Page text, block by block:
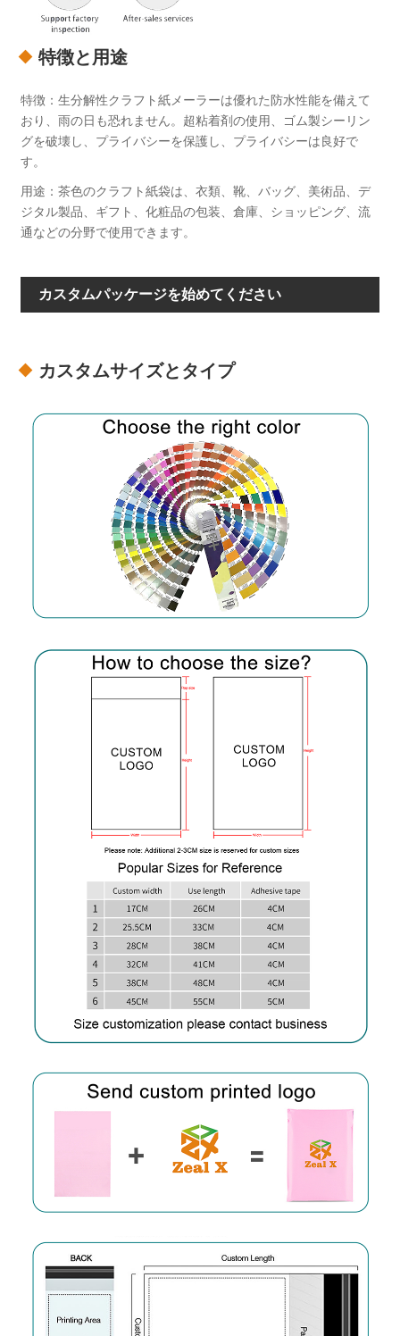
特徴と用途
特徴：生分解性クラフト紙メーラーは優れた防水性能を備えて
おり、雨の日も恐れません。超粘着剤の使用、ゴム製シーリン
グを破壊し、プライバシーを保護し、プライバシーは良好で
す。
用途：茶色のクラフト紙袋は、衣類、靴、バッグ、美術品、デ
ジタル製品、ギフト、化粧品の包装、倉庫、ショッピング、流
通などの分野で使用できます。
カスタムパッケージを始めてください
カスタムサイズとタイプ